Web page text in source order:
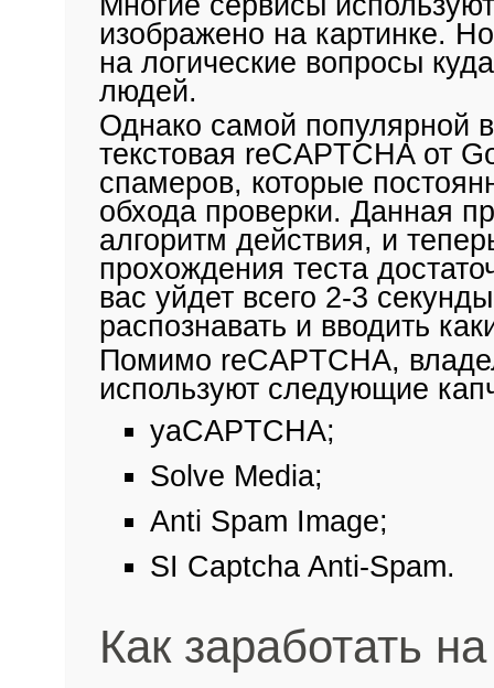
изображено на картинке.
на логические вопросы
людей.
Однако самой популярной
текстовая reCAPTCHA от
спамеров, которые
обхода проверки. Данная
алгоритм действия, и
прохождения теста
вас уйдет всего 2-3
распознавать и вводить
Помимо reCAPTCHA,
используют следующие
yaCAPTCHA;
Solve Media;
Anti Spam Image;
SI Captcha Anti-Spam.
Как заработать